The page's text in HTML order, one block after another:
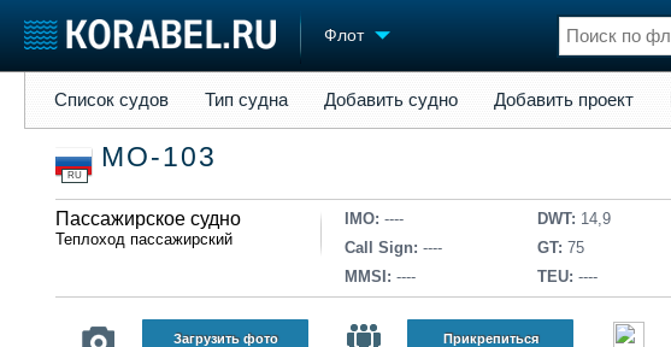
Флот
Судостроение
Пульс
Новости
Компании
Репутация
Журнал
Торговая площадка
Оборудование
Изделия
Конференции
Список судов Тип судна Добавить судно Добавить проект
RU
МО-103
Пассажирское судно
Теплоход пассажирский
IMO: ----
Call Sign: ----
MMSI: ----
DWT: 14,9
GT: 75
TEU: ----
Загрузить фото Прикрепиться